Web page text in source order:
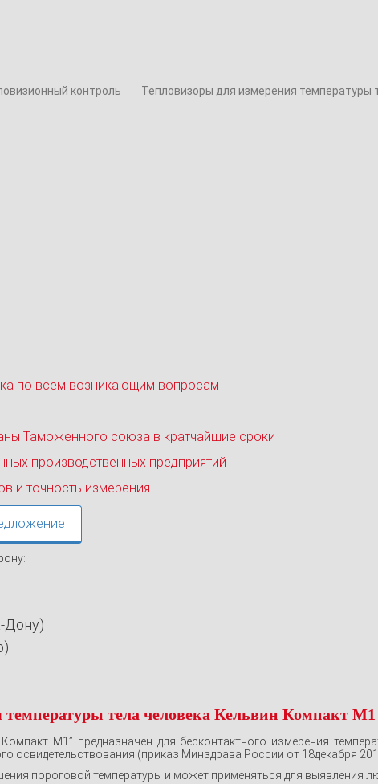
контроль Тепловизоры для измерения температуры
по всем возникающим вопросам
Таможенного союза в кратчайшие сроки
производственных предприятий
и точность измерения
Дону)
температуры тела человека Кельвин Компакт М1
М1” предназначен для бесконтактного измерения
освидетельствования (приказ Минздрава России от 18декабря
пороговой температуры и может применяться для выявления